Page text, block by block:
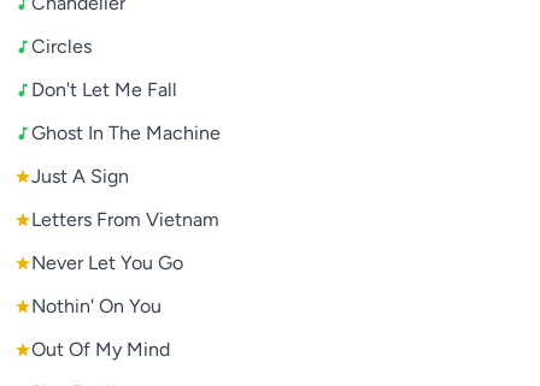
Circles
Don't Let Me Fall
Ghost In The Machine
Just A Sign
Letters From Vietnam
Never Let You Go
Nothin' On You
Out Of My Mind